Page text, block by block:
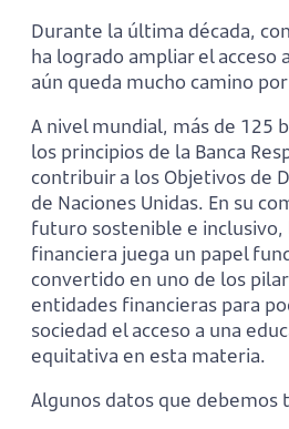
Durante la última década,
ha logrado ampliar el acceso
aún queda mucho camino
A nivel mundial, más de 125
los principios de la Banca
contribuir a los Objetivos de
de Naciones Unidas. En su
futuro sostenible e inclusivo,
financiera juega un papel
convertido en uno de los
entidades financieras para
sociedad el acceso a una
equitativa en esta materia.
Algunos datos que debemos